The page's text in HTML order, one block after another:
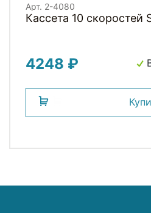
Арт. 2-4080
Кассета 10 скоростей
4248 ₽